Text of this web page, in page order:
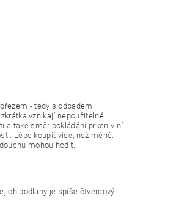
- tedy s odpadem
vznikají nepoužitelné
také směr pokládání prken v ní.
Lépe koupit více, než méně.
mohou hodit.
podlahy je spíše čtvercový.